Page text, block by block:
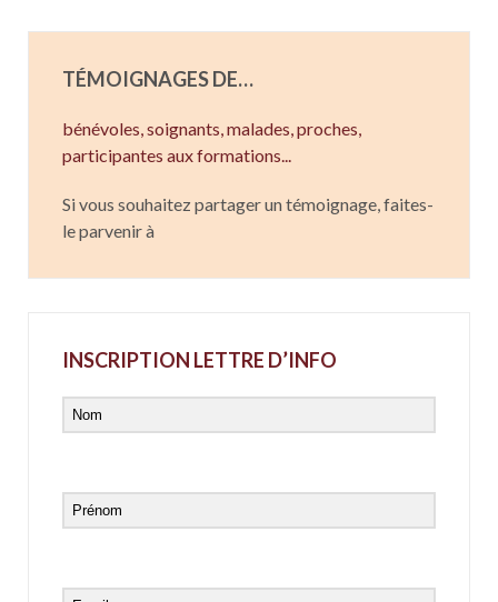
TÉMOIGNAGES DE…
bénévoles, soignants,malades,proches,
participantes aux formations...
Si vous souhaitez partager un témoignage, faites-
le parvenir à
INSCRIPTION LETTRE D’INFO